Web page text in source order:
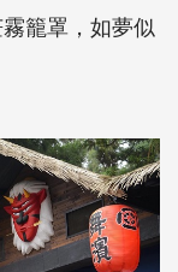
籠罩，如夢似